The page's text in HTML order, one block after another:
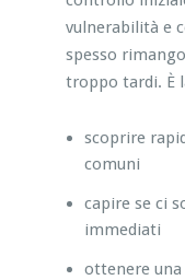
vulnerabilità e
spesso
troppo tardi. È
scoprire
comuni
capire se ci
immediati
ottenere